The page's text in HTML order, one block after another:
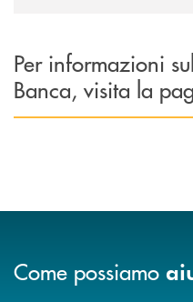
Per informazioni sul
Banca, visita la
Come possiamo